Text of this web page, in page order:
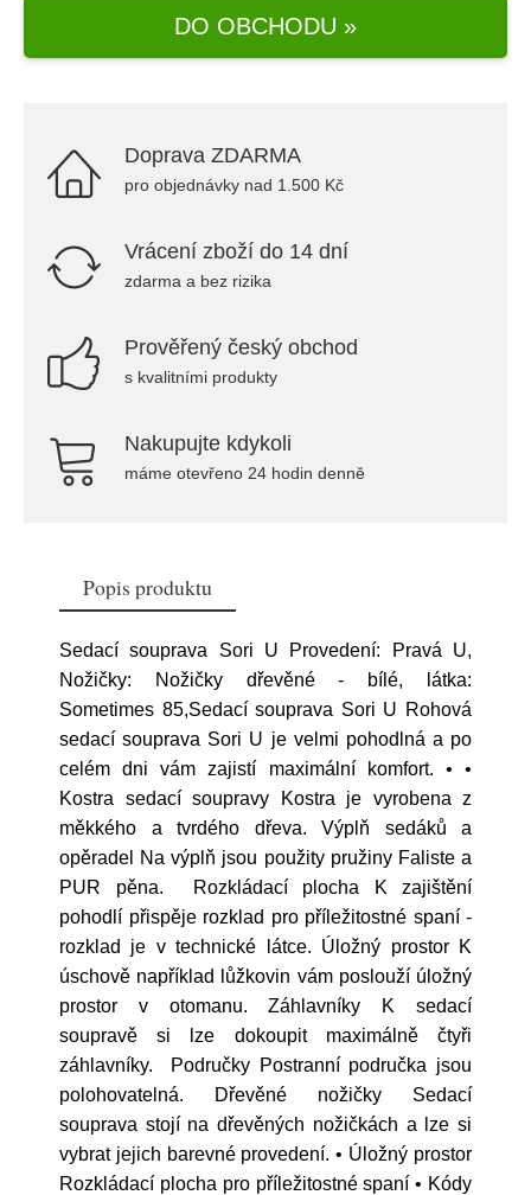
DO OBCHODU »
Doprava ZDARMA
pro objednávky nad 1.500 Kč
Vrácení zboží do 14 dní
zdarma a bez rizika
Prověřený český obchod
s kvalitními produkty
Nakupujte kdykoli
máme otevřeno 24 hodin denně
Popis produktu
Sedací souprava Sori U Provedení: Pravá U,
Nožičky: Nožičky dřevěné - bílé, látka:
Sometimes 85,Sedací souprava Sori U Rohová
sedací souprava Sori U je velmi pohodlná a po
celém dni vám zajistí maximální komfort. • •
Kostra sedací soupravy Kostra je vyrobena z
měkkého a tvrdého dřeva. Výplň sedáků a
opěradel Na výplň jsou použity pružiny Faliste a
PUR pěna. Rozkládací plocha K zajištění
pohodlí přispěje rozklad pro příležitostné spaní -
rozklad je v technické látce. Úložný prostor K
úschově například lůžkovin vám poslouží úložný
prostor v otomanu. Záhlavníky K sedací
soupravě si lze dokoupit maximálně čtyři
záhlavníky. Područky Postranní područka jsou
polohovatelná. Dřevěné nožičky Sedací
souprava stojí na dřevěných nožičkách a lze si
vybrat jejich barevné provedení. • Úložný prostor
Rozkládací plocha pro příležitostné spaní • Kódy